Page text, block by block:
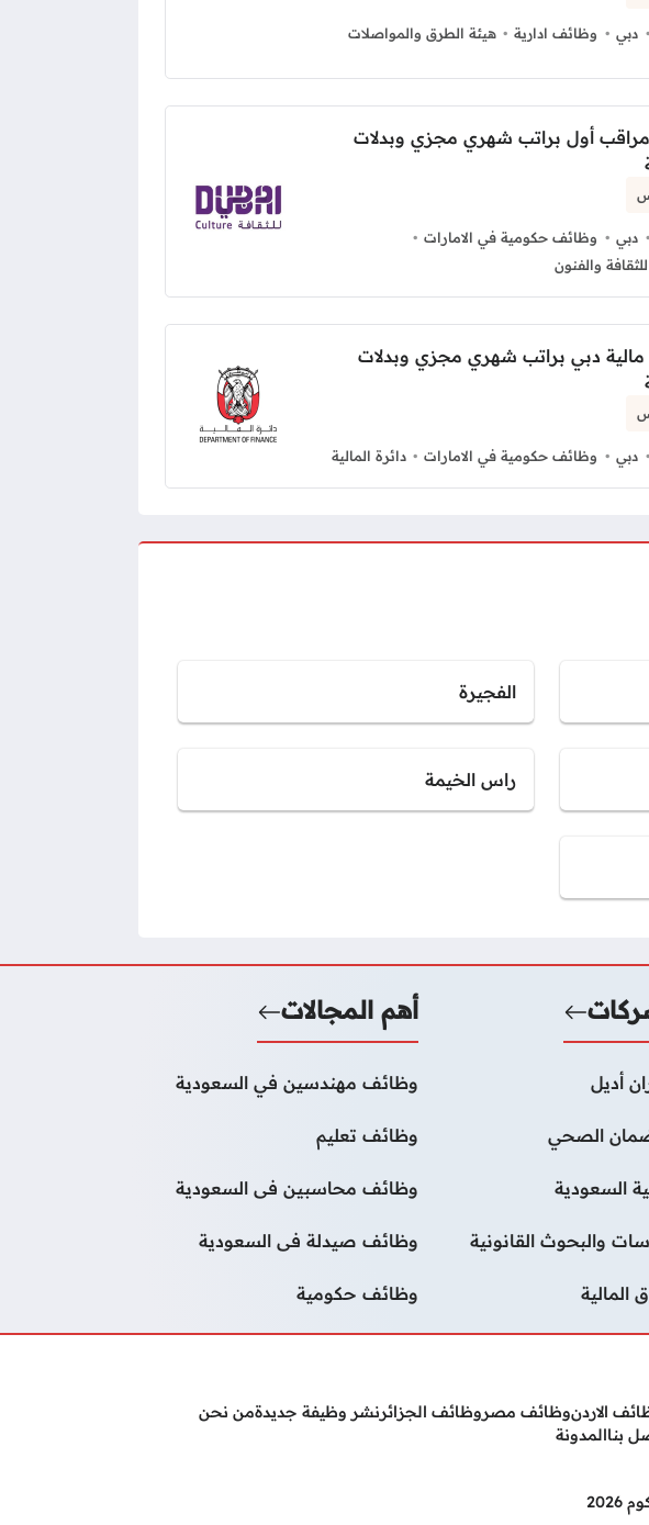
دبي وظائف ادارية هيئة الطرق والمواصلات
أول براتب شهري مجزي وبدلات
دبي
وظائف حكومية في الامارات
والفنون
دبي براتب شهري مجزي وبدلات
دبي وظائف حكومية في الامارات دائرة المالية
الفجيرة
راس الخيمة
أديل
الصحي
السعودية
والبحوث القانونية
المالية
أهم المجالات
وظائف مهندسين في السعودية
وظائف تعليم
وظائف محاسبين فى السعودية
وظائف صيدلة فى السعودية
وظائف حكومية
الاردنوظائف مصروظائف الجزائرنشر وظيفة جديدةمن نحن
بناالمدونة